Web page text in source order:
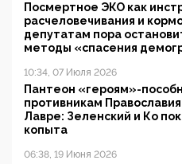
Посмертное ЭКО как
расчеловечивания и
депутатам пора
методы «спасения
10:34, 07 Июля 2026
Пантеон «героям»-
противникам
Лавре: Зеленский и Ко
копыта
06:38, 19 Июня 2026